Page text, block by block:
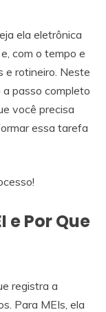
ela eletrônica
com o tempo e
e rotineiro. Neste
passo completo
você precisa
essa tarefa
e Por Que
registra a
Para MEIs, ela